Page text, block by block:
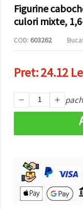
site!" Sau să
vă indicați
preferințele
selectând
făcând clic
pe butonul
Аcceptati
Figurine
culori mixte,
COD: 603262
Pret:24.12